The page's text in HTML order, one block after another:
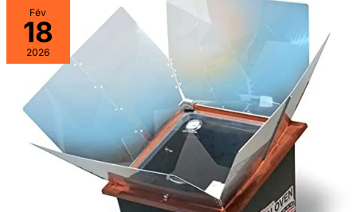
Fév
18
2026